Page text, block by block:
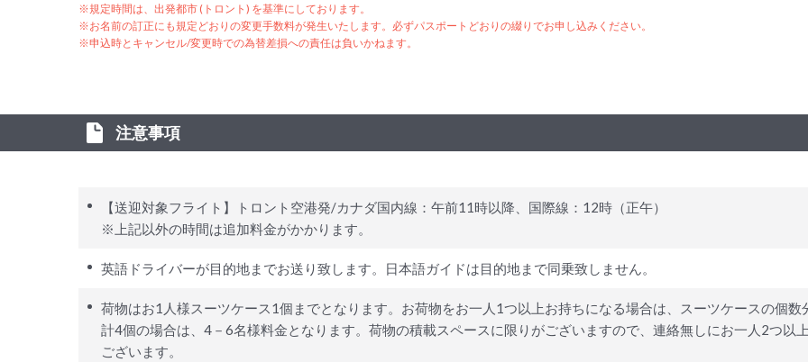
※規定時間は、出発都市 (トロント) を基準にしております。
※お名前の訂正にも規定どおりの変更手数料が発生いたします。必ずパスポートどおりの綴りでお申し込みください。
※申込時とキャンセル/変更時での為替差損への責任は負いかねます。
注意事項
【送迎対象フライト】トロント空港発/カナダ国内線：午前11時以降、国際線：12時（正午）
※上記以外の時間は追加料金がかかります。
英語ドライバーが目的地までお送り致します。日本語ガイドは目的地まで同乗致しません。
荷物はお1人様スーツケース1個までとなります。お荷物をお一人1つ以上お持ちになる場合は、スーツケースの個
計4個の場合は、4－6名様料金となります。荷物の積載スペースに限りがございますので、連絡無しにお一人2つ以
ございます。